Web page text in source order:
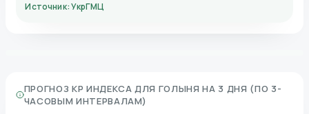
Источник: УкрГМЦ
ПРОГНОЗ KP ИНДЕКСА ДЛЯ ГОЛЫНЯ НА 3 ДНЯ (ПО 3-
ЧАСОВЫМ ИНТЕРВАЛАМ)